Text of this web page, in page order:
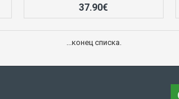
37.90€
...конец списка.